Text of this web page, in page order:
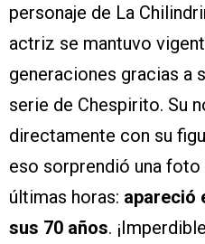
personaje de La
actriz se mantuvo
generaciones gracias a
serie de Chespirito. Su
directamente con su
eso sorprendió una
últimas horas: apareció
sus 70 años.